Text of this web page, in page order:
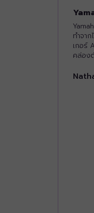
ทำจา
เกอร์
คล่อง